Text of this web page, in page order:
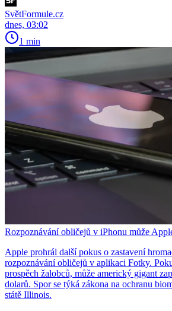
SvětFormule.cz
dnes, 03:02
1 min
Rozpoznávání obličejů v iPhonu může
Apple prohrál další pokus o zastavení
rozpoznávání obličejů v aplikaci Fotky.
prospěch žalobců, může americký gigant
dolarů. Spor se týká zákona na ochranu
státě Illinois.